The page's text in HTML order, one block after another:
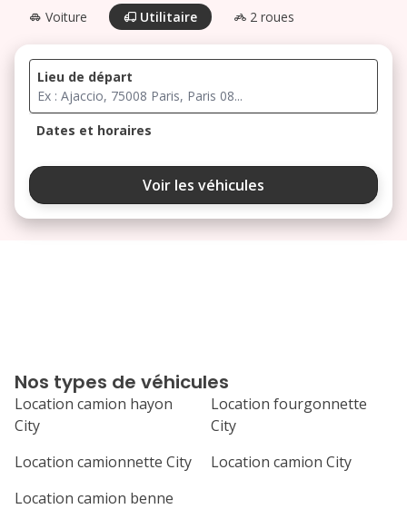
Voiture Utilitaire 2 roues
Lieu de départ
Dates et horaires
août 2026
ma me
24 25 26
septembre 2026
Voir les véhicules
Nos types de véhicules
Location camion hayon
City
Location fourgonnette
City
Location camionnette City
Location camion City
Location camion benne
proximité